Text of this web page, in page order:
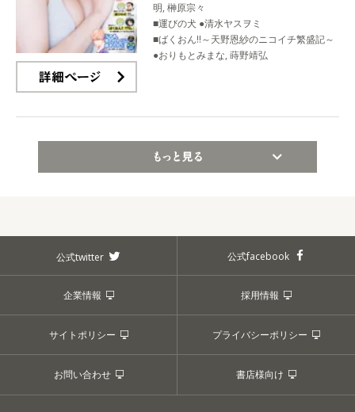
明, 榊原宗々
■運びの犬 ●清水ヤスヲミ
■ばくおん‼～天野恩紗のニコイチ繁盛記～
●おりもとみまな, 蒔野靖弘
公式twitter 公式facebook
企業情報 採用情報
サイトポリシー プライバシーポリシー
お問い合わせ 書店様向け